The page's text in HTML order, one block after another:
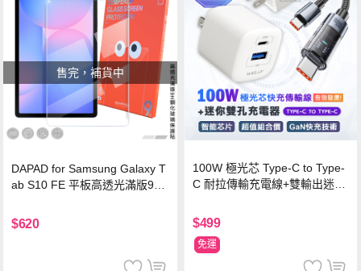
售完，補貨中
DAPAD for Samsung Galaxy T
ab S10 FE 平板高透光滿版9H
$620
100W 極光芯 Type-C to Type-
C 耐拉傳輸充電線+雙輸出迷你
$499
免運